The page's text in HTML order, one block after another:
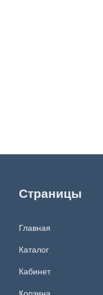
Страницы
Главная
Каталог
Кабинет
Корзина